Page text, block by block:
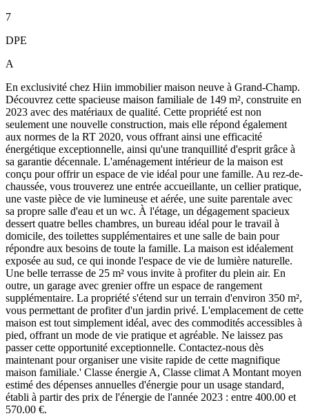
7
DPE
A
En exclusivité chez Hiin immobilier maison neuve à Grand-Champ.
Découvrez cette spacieuse maison familiale de 149 m², construite en
2023 avec des matériaux de qualité. Cette propriété est non
seulement une nouvelle construction, mais elle répond également
aux normes de la RT 2020, vous offrant ainsi une efficacité
énergétique exceptionnelle, ainsi qu'une tranquillité d'esprit grâce à
sa garantie décennale. L'aménagement intérieur de la maison est
conçu pour offrir un espace de vie idéal pour une famille. Au rez-de-
chaussée, vous trouverez une entrée accueillante, un cellier pratique,
une vaste pièce de vie lumineuse et aérée, une suite parentale avec
sa propre salle d'eau et un wc. À l'étage, un dégagement spacieux
dessert quatre belles chambres, un bureau idéal pour le travail à
domicile, des toilettes supplémentaires et une salle de bain pour
répondre aux besoins de toute la famille. La maison est idéalement
exposée au sud, ce qui inonde l'espace de vie de lumière naturelle.
Une belle terrasse de 25 m² vous invite à profiter du plein air. En
outre, un garage avec grenier offre un espace de rangement
supplémentaire. La propriété s'étend sur un terrain d'environ 350 m²,
vous permettant de profiter d'un jardin privé. L'emplacement de cette
maison est tout simplement idéal, avec des commodités accessibles à
pied, offrant un mode de vie pratique et agréable. Ne laissez pas
passer cette opportunité exceptionnelle. Contactez-nous dès
maintenant pour organiser une visite rapide de cette magnifique
maison familiale.' Classe énergie A, Classe climat A Montant moyen
estimé des dépenses annuelles d'énergie pour un usage standard,
établi à partir des prix de l'énergie de l'année 2023 : entre 400.00 et
570.00 €.